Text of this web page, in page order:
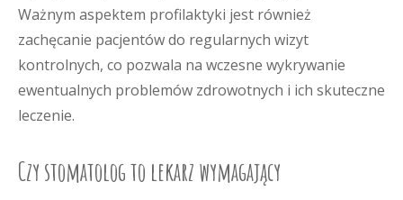
Ważnym aspektem profilaktyki jest również
zachęcanie pacjentów do regularnych wizyt
kontrolnych, co pozwala na wczesne wykrywanie
ewentualnych problemów zdrowotnych i ich skuteczne
leczenie.
Czy stomatolog to lekarz wymagający